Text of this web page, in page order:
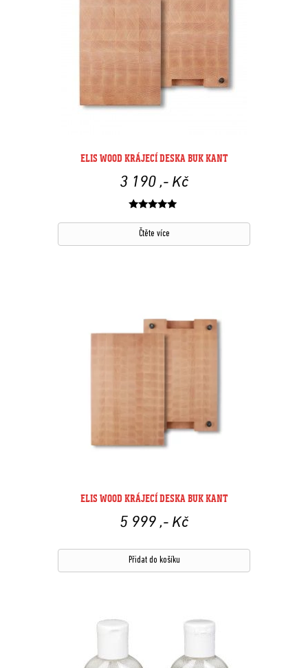
ELIS WOOD KRÁJECÍ DESKA BUK KANT
3 190 ,- Kč
Čtěte více
ELIS WOOD KRÁJECÍ DESKA BUK KANT
5 999 ,- Kč
Přidat do košíku